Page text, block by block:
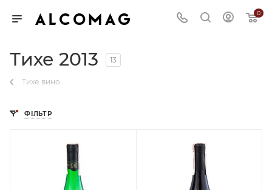
0
Тихе 2013 13
Тихе вино
ФІЛЬТР